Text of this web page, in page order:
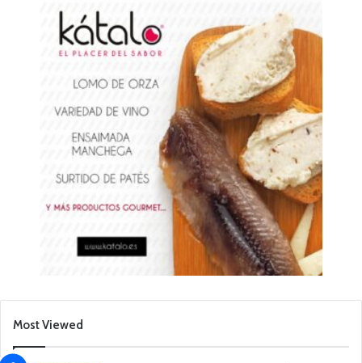
Most Viewed